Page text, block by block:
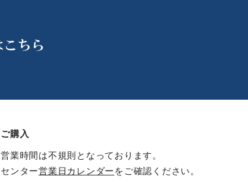
ちら
購入
業時間は不規則となっております。
ンター営業日カレンダー をご確認ください。